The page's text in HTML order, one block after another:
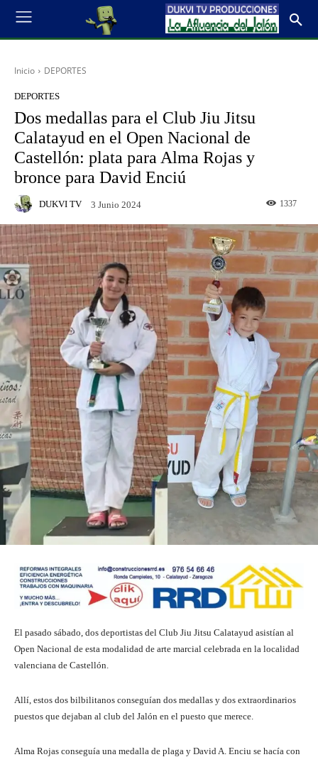
Inicio DEPORTES
DEPORTES
Dos medallas para el Club Jiu Jitsu
Calatayud en el Open Nacional de
Castellón: plata para Alma Rojas y
bronce para David Enciú
DUKVI TV 3 Junio 2024 1337
El pasado sábado, dos deportistas del Club Jiu Jitsu Calatayud asistían al
Open Nacional de esta modalidad de arte marcial celebrada en la localidad
valenciana de Castellón.
Allí, estos dos bilbilitanos conseguían dos medallas y dos extraordinarios
puestos que dejaban al club del Jalón en el puesto que merece.
Alma Rojas conseguía una medalla de plaga y David A. Enciu se hacía con